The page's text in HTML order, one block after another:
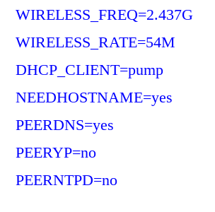
WIRELESS_FREQ=2.437G
WIRELESS_RATE=54M
DHCP_CLIENT=pump
NEEDHOSTNAME=yes
PEERDNS=yes
PEERYP=no
PEERNTPD=no